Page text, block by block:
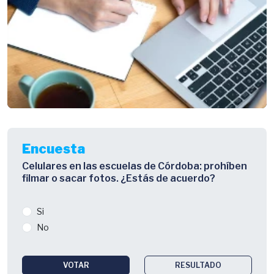
Encuesta
Celulares en las escuelas de Córdoba: prohíben
filmar o sacar fotos. ¿Estás de acuerdo?
Si
No
VOTAR RESULTADO